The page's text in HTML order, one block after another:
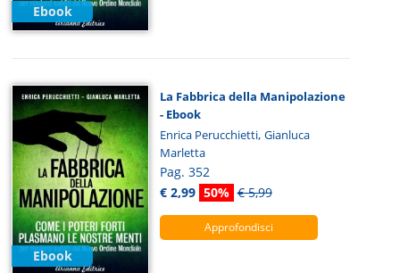
Ebook
Ebook
La Fabbrica della Manipolazione
- Ebook
Enrica Perucchietti, Gianluca
Marletta
Pag. 352
€ 2,99 50% € 5,99
Approfondisci